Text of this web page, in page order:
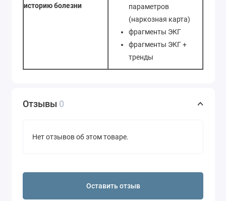
историю болезни
параметров
(наркозная карта)
фрагменты ЭКГ
фрагменты ЭКГ +
тренды
Отзывы 0
Нет отзывов об этом товаре.
Оставить отзыв